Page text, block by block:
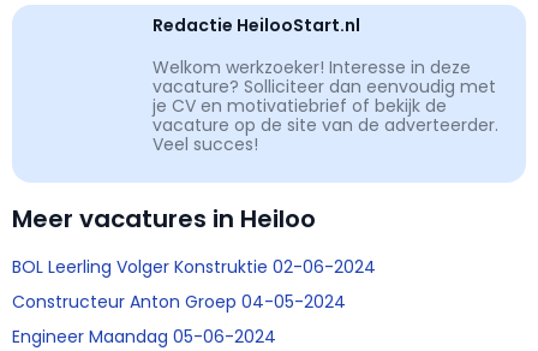
Redactie HeilooStart.nl
Welkom werkzoeker! Interesse in deze
vacature? Solliciteer dan eenvoudig met
je CV en motivatiebrief of bekijk de
vacature op de site van de adverteerder.
Veel succes!
Meer vacatures in Heiloo
BOL Leerling Volger Konstruktie 02-06-2024
Constructeur Anton Groep 04-05-2024
Engineer Maandag 05-06-2024